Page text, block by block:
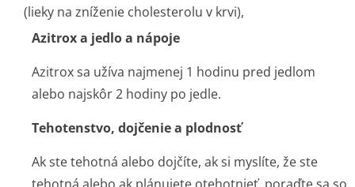
(lieky na zníženie cholesterolu v krvi),
Azitrox a jedlo a nápoje
Azitrox sa užíva najmenej 1 hodinu pred jedlom
alebo najskôr 2 hodiny po jedle.
Tehotenstvo, dojčenie a plodnosť
Ak ste tehotná alebo dojčíte, ak si myslíte, že ste